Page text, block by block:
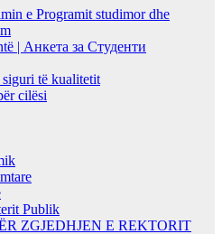
e Programit studimor dhe
| Анкета за Студенти
të kualitetit
cilësi
Publik
ZGJEDHJEN E REKTORIT